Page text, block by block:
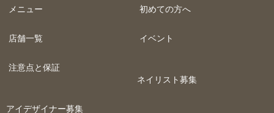
メニュー
店舗一覧
注意点と保証
初めての方へ
イベント
ネイリスト募集
アイデザイナー募集